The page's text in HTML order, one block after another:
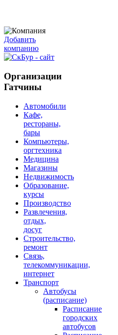
Добавить
компанию
Организации
Гатчины
Автомобили
Кафе,
рестораны,
бары
Компьютеры,
оргтехника
Медицина
Магазины
Недвижимость
Образование,
курсы
Производство
Развлечения,
отдых,
досуг
Строительство,
ремонт
Связь,
телекоммуникации,
интернет
Транспорт
Автобусы
(расписание)
Расписание
городских
автобусов